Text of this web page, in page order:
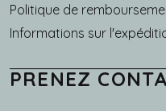
Politique de
Informations sur
PRENEZ